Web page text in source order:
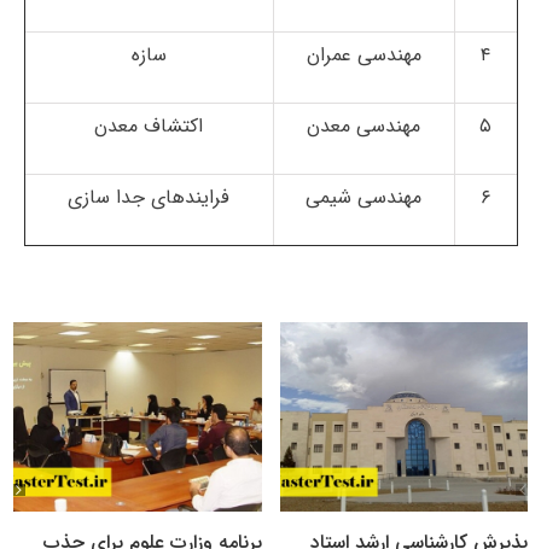
۴ مهندسی عمران سازه
۵ مهندسی معدن اکتشاف معدن
۶ مهندسی شیمی فرایند‌های جدا سازی
پذیرش کارشناسی ارشد استاد برنامه وزارت علوم برای جذب